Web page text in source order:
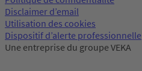
Disclaimer d’email
Utilisation des cookies
Dispositif d’alerte professionnelle
Une entreprise du groupe VEKA